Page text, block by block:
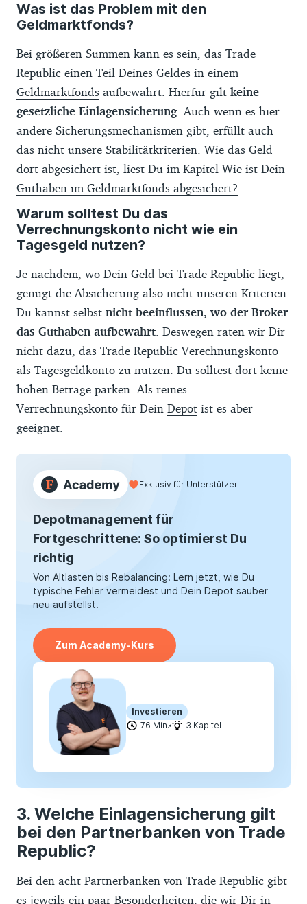
Was ist das Problem mit den
Geldmarktfonds?
Bei größeren Summen kann es sein, das Trade
Republic einen Teil Deines Geldes in einem
Geldmarktfonds aufbewahrt. Hierfür gilt keine
gesetzliche Einlagensicherung. Auch wenn es hier
andere Sicherungsmechanismen gibt, erfüllt auch
das nicht unsere Stabilitätkriterien. Wie das Geld
dort abgesichert ist, liest Du im Kapitel Wie ist Dein
Guthaben im Geldmarktfonds abgesichert?
Warum solltest Du das
Verrechnungskonto nicht wie ein
Tagesgeld nutzen?
Je nachdem, wo Dein Geld bei Trade Republic liegt,
genügt die Absicherung also nicht unseren Kriterien.
Du kannst selbst nicht beeinflussen, wo der Broker
das Guthaben aufbewahrt . Deswegen raten wir Dir
nicht dazu, das Trade Republic Verechnungskonto
als Tagesgeldkonto zu nutzen. Du solltest dort keine
hohen Beträge parken. Als reines
Verrechnungskonto für Dein Depot ist es aber
geeignet.
Exklusiv für Unterstützer
Depotmanagement für
Fortgeschrittene: So optimierst Du
richtig
Von Altlasten bis Rebalancing: Lern jetzt, wie Du
typische Fehler vermeidest und Dein Depot sauber
neu aufstellst.
Zum Academy-Kurs
Investieren
76 Min.
3 Kapitel
Welche Einlagensicherung gilt
bei den Partnerbanken von Trade
Republic?
Bei den acht Partnerbanken von Trade Republic gibt
es jeweils ein paar Besonderheiten, die wir Dir in